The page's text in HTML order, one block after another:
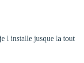
l installe jusque la tout